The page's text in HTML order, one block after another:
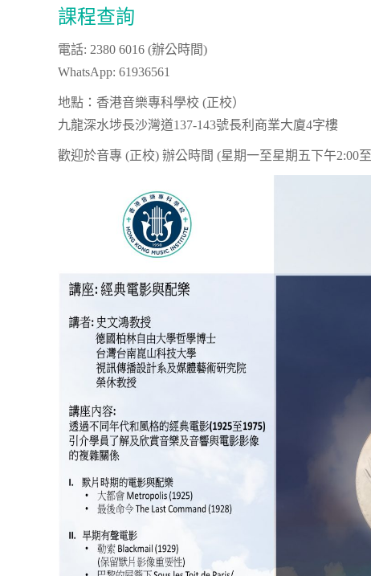
課程查詢
電話: 2380 6016 (辦公時間)
WhatsApp: 61936561
地點：香港音樂專科學校 (正校）
九龍深水埗長沙灣道137-143號長利商業大廈4字樓
歡迎於音專 (正校) 辦公時間 (星期一至星期五下午2:00